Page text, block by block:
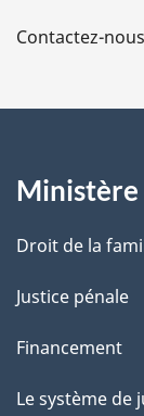
e
p
g
a
e
Contactez-nous
Ministère
Droit de la
Justice pénale
Financement
Le système de